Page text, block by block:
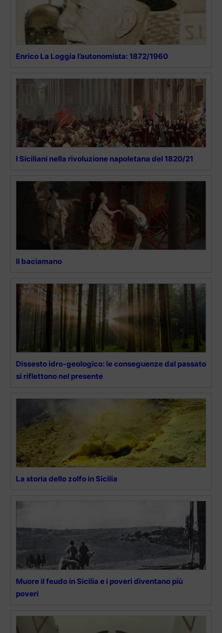
Enrico La Loggia l’autonomista: 1872/1960
I Siciliani nella rivoluzione napoletana del 1820/21
Il baciamano
Dissesto idro-geologico: le conseguenze dal passato
si riflettono nel presente
La storia dello zolfo in Sicilia
Muore il feudo in Sicilia e i poveri diventano più
poveri